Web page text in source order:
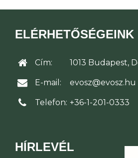
ELÉRHETŐSÉGEINK
Cím: 1013 Budapest,
E-mail: evosz@evosz.hu
Telefon: +36-1-201-0333
HÍRLEVÉL